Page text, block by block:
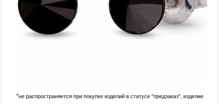
*не распространяется при покупке изделий в статусе "предзаказ", изделие